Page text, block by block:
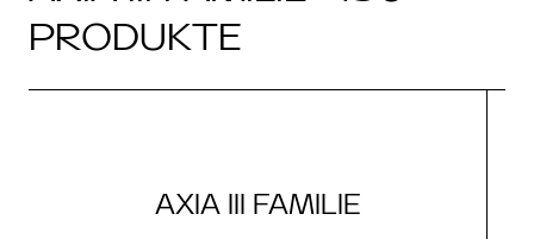
PRODUKTE
AXIA III FAMILIE